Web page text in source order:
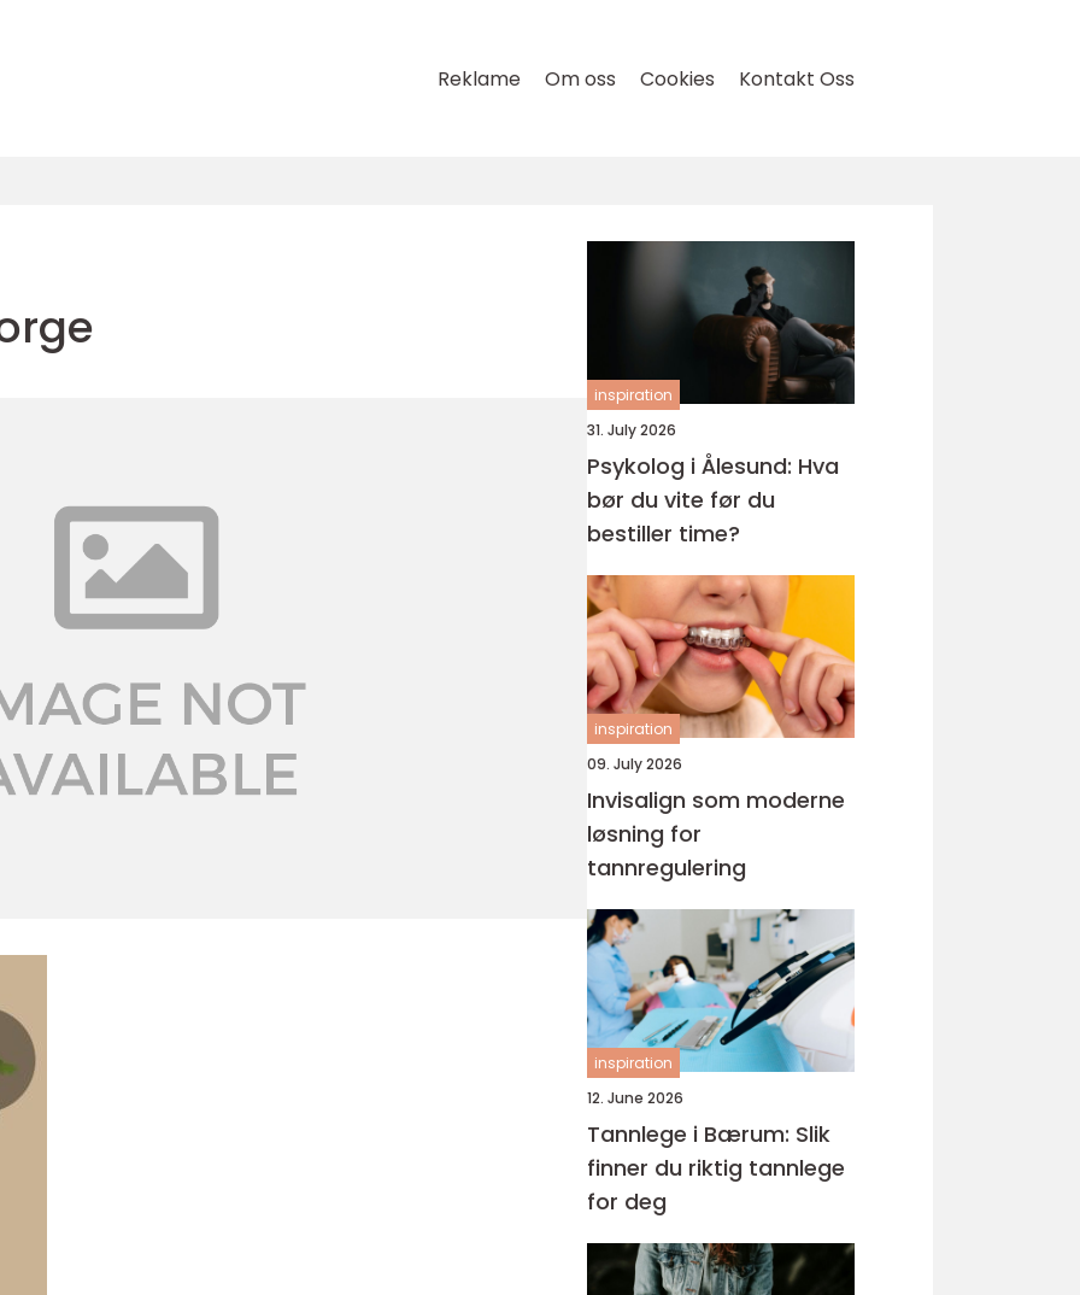
Reklame Om oss Cookies Kontakt Oss
inspiration
31. July 2026
Psykolog i Ålesund: Hva
bør du vite før du
bestiller time?
inspiration
09. July 2026
Invisalign som moderne
løsning for
tannregulering
inspiration
12. June 2026
Tannlege i Bærum: Slik
finner du riktig tannlege
for deg